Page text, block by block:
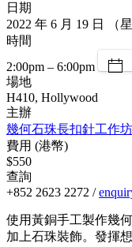
日期
2022 年 6 月 19 日 （星
時間
2:00pm – 6:00pm
場地
H410, Hollywood
主辦
幾何石珠長扣針工作坊
費用 (港幣)
$550
查詢
+852 2623 2272 /
使用黃銅手工製作幾
加上石珠裝飾。發揮